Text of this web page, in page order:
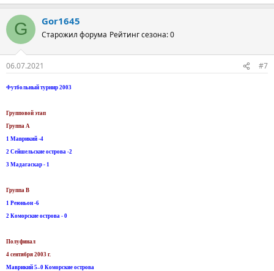
G Gor1645
Старожил форума Рейтинг сезона: 0
06.07.2021 #7
Футбольный турнир 2003
Групповой этап
Группа А
1 Маврикий -4
2 Сейшельские острова -2
3 Мадагаскар - 1
Группа B
1 Реюньон -6
2 Коморские острова - 0
Полуфинал
4 сентября 2003 г.
Маврикий 5–0 Коморские острова